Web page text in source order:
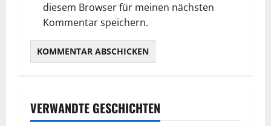
diesem Browser für meinen nächsten
Kommentar speichern.
VERWANDTE GESCHICHTEN